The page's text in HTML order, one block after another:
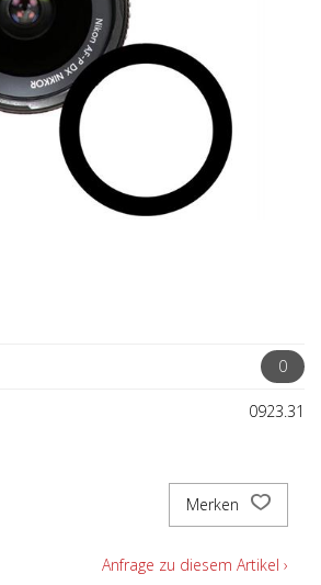
0
0923.31
Merken
Anfrage zu diesem Artikel ›